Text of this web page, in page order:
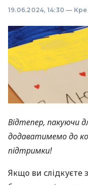
19.06.2024, 14:30 —
Відтепер, пакуючи
додаватимемо до
підтримки!
Якщо ви